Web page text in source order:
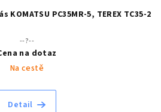
KOMATSU PC35MR-5, TEREX TC35-2
--?--
na dotaz
Na cestě
Detail